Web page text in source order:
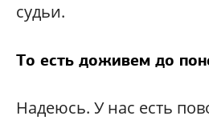
судьи.
То есть доживем до
Надеюсь. У нас есть